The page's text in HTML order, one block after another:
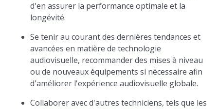
d'en assurer la performance optimale et la
longévité.
Se tenir au courant des dernières tendances et
avancées en matière de technologie
audiovisuelle, recommander des mises à niveau
ou de nouveaux équipements si nécessaire afin
d'améliorer l'expérience audiovisuelle globale.
Collaborer avec d'autres techniciens, tels que les